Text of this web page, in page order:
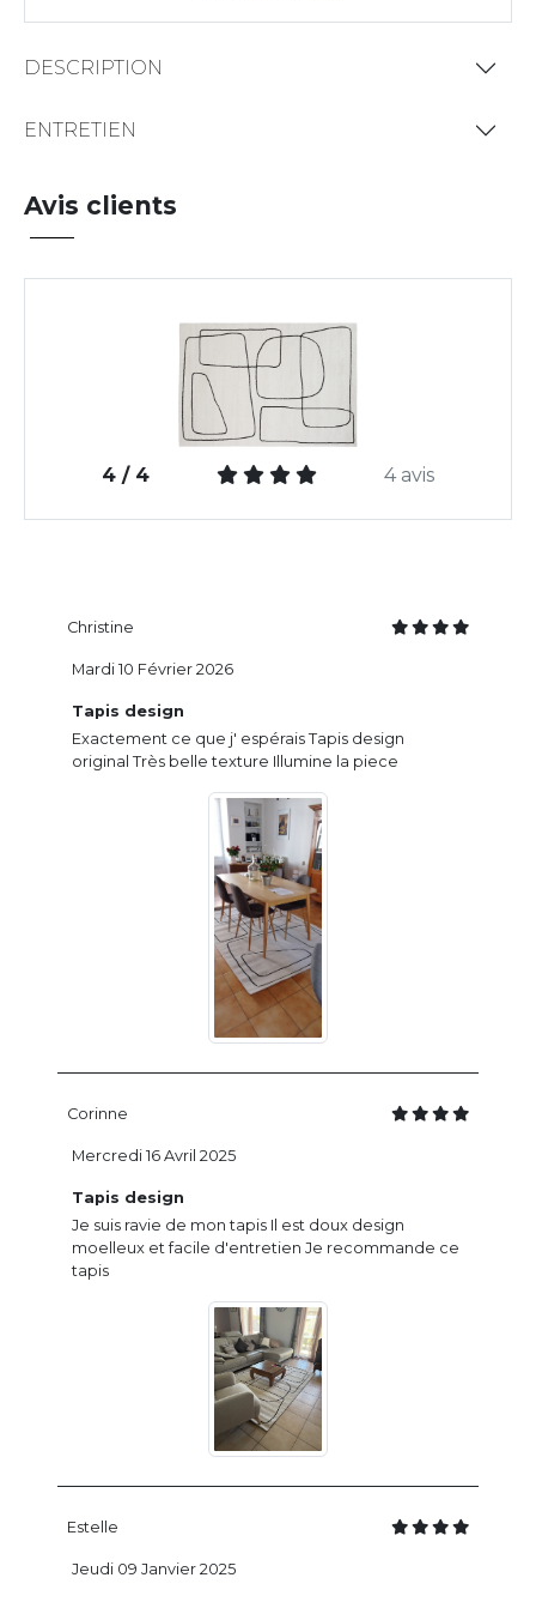
DESCRIPTION
ENTRETIEN
Avis clients
4 / 4 4 avis
Christine
Tapis design
Exactement ce que j' espérais Tapis design
original Très belle texture Illumine la piece
Mardi 10 Février 2026
Corinne
Tapis design
Je suis ravie de mon tapis Il est doux design
moelleux et facile d'entretien Je recommande ce
tapis
Mercredi 16 Avril 2025
Estelle
Jeudi 09 Janvier 2025